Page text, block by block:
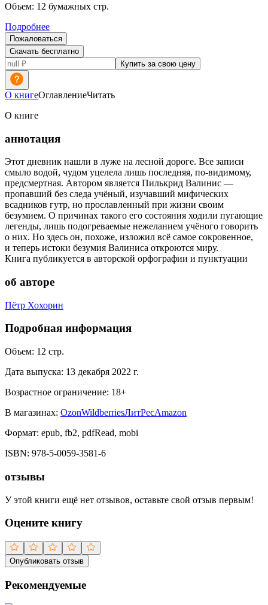
Объем: 12 бумажных стр.
Подробнее
Пожаловаться
Скачать бесплатно
Купить за свою цену
О книгеОглавлениеЧитать
О книге
аннотация
Этот дневник нашли в луже на лесной дороге. Все записи
смыло водой, чудом уцелела лишь последняя, по-видимому,
предсмертная. Автором является Пилькрид Валинис —
пропавший без следа учёный, изучавший мифических
всадников гутр, но прославленный при жизни своим
безумием. О причинах такого его состояния ходили пугающие
легенды, лишь подогреваемые нежеланием учёного говорить
о них. Но здесь он, похоже, изложил всё самое сокровенное,
и теперь истоки безумия Валиниса откроются миру.
Книга публикуется в авторской орфографии и пунктуации
об авторе
Пётр Хохорин
Подробная информация
Объем: 12 стр.
Дата выпуска: 13 декабря 2022 г.
Возрастное ограничение: 18+
В магазинах: OzonWildberriesЛитРесAmazon
Формат: epub, fb2, pdfRead, mobi
ISBN: 978-5-0059-3581-6
отзывы
У этой книги ещё нет отзывов, оставьте свой отзыв первым!
Оцените книгу
Опубликовать отзыв
Рекомендуемые